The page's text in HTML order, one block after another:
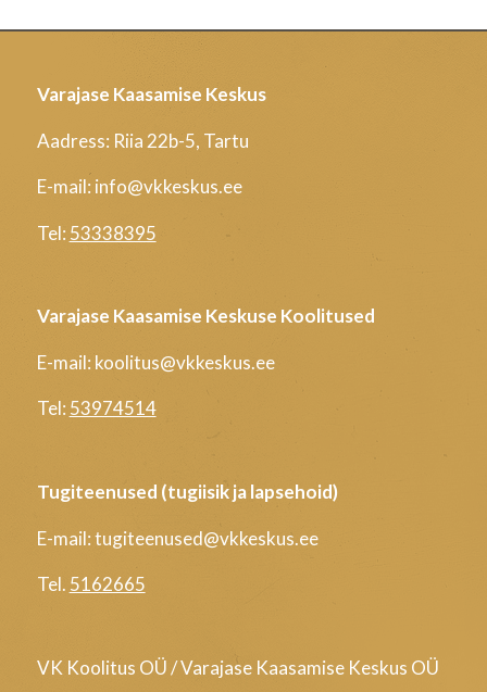
Varajase Kaasamise Keskus
Aadress: Riia 22b-5, Tartu
E-mail: info@vkkeskus.ee
Tel: 53338395
Varajase Kaasamise Keskuse Koolitused
E-mail: koolitus@vkkeskus.ee
Tel: 53974514
Tugiteenused (tugiisik ja lapsehoid)
E-mail: tugiteenused@vkkeskus.ee
Tel. 5162665
VK Koolitus OÜ / Varajase Kaasamise Keskus OÜ